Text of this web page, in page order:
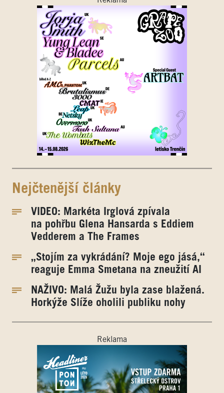
Nejčtenější články
VIDEO: Markéta Irglová zpívala
na pohřbu Glena Hansarda s Eddiem
Vedderem a The Frames
„Stojím za vykrádání? Moje ego jásá,“
reaguje Emma Smetana na zneužití AI
NAŽIVO: Malá Žužu byla zase blažená.
Horkýže Slíže oholili publiku nohy
Reklama